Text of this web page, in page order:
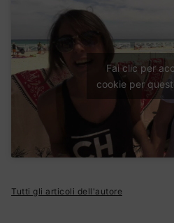
Fai clic per
cookie per
Tutti gli articoli dell'autore